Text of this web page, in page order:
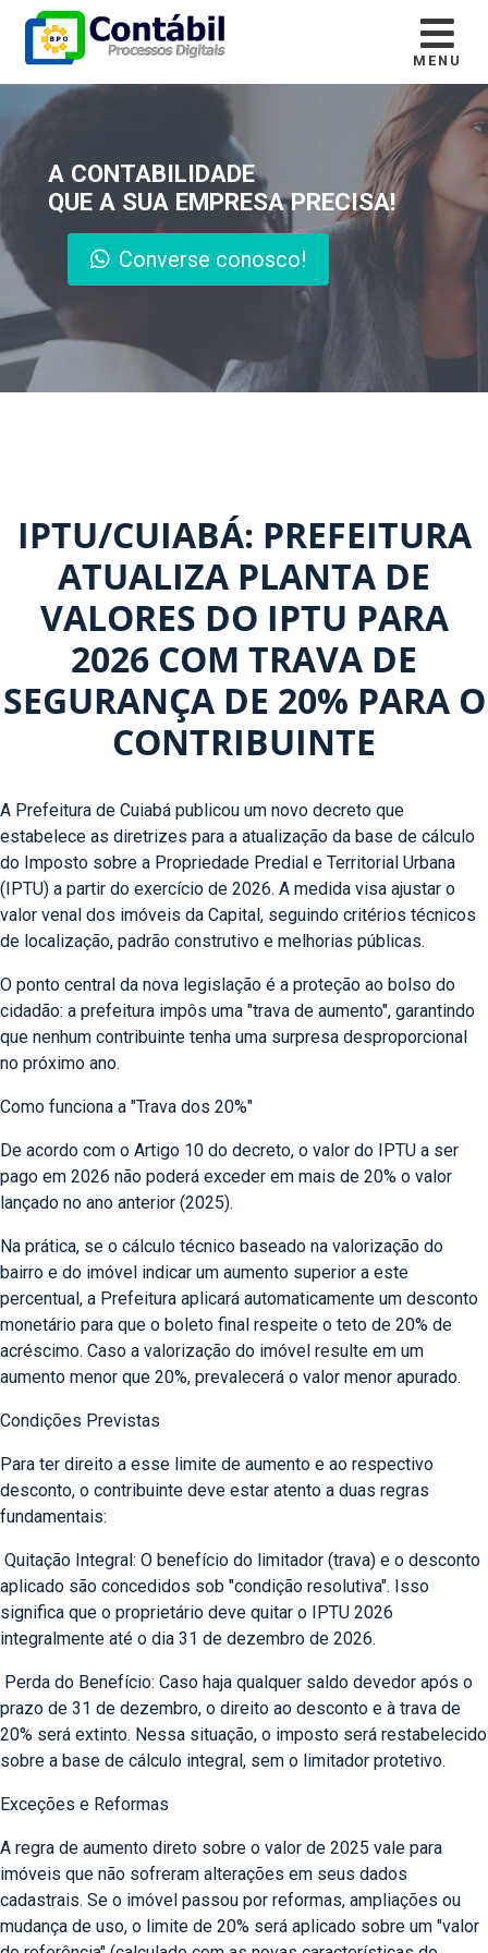
MENU
A CONTABILIDADE
QUE A SUA EMPRESA PRECISA!
Converse conosco!
IPTU/CUIABÁ: PREFEITURA
ATUALIZA PLANTA DE
VALORES DO IPTU PARA
2026 COM TRAVA DE
SEGURANÇA DE 20% PARA O
CONTRIBUINTE
A Prefeitura de Cuiabá publicou um novo decreto que
estabelece as diretrizes para a atualização da base de cálculo
do Imposto sobre a Propriedade Predial e Territorial Urbana
(IPTU) a partir do exercício de 2026. A medida visa ajustar o
valor venal dos imóveis da Capital, seguindo critérios técnicos
de localização, padrão construtivo e melhorias públicas.
O ponto central da nova legislação é a proteção ao bolso do
cidadão: a prefeitura impôs uma "trava de aumento", garantindo
que nenhum contribuinte tenha uma surpresa desproporcional
no próximo ano.
Como funciona a "Trava dos 20%"
De acordo com o Artigo 10 do decreto, o valor do IPTU a ser
pago em 2026 não poderá exceder em mais de 20% o valor
lançado no ano anterior (2025).
Na prática, se o cálculo técnico baseado na valorização do
bairro e do imóvel indicar um aumento superior a este
percentual, a Prefeitura aplicará automaticamente um desconto
monetário para que o boleto final respeite o teto de 20% de
acréscimo. Caso a valorização do imóvel resulte em um
aumento menor que 20%, prevalecerá o valor menor apurado.
Condições Previstas
Para ter direito a esse limite de aumento e ao respectivo
desconto, o contribuinte deve estar atento a duas regras
fundamentais:
Quitação Integral: O benefício do limitador (trava) e o desconto
aplicado são concedidos sob "condição resolutiva". Isso
significa que o proprietário deve quitar o IPTU 2026
integralmente até o dia 31 de dezembro de 2026.
Perda do Benefício: Caso haja qualquer saldo devedor após o
prazo de 31 de dezembro, o direito ao desconto e à trava de
20% será extinto. Nessa situação, o imposto será restabelecido
sobre a base de cálculo integral, sem o limitador protetivo.
Exceções e Reformas
A regra de aumento direto sobre o valor de 2025 vale para
imóveis que não sofreram alterações em seus dados
cadastrais. Se o imóvel passou por reformas, ampliações ou
mudança de uso, o limite de 20% será aplicado sobre um "valor